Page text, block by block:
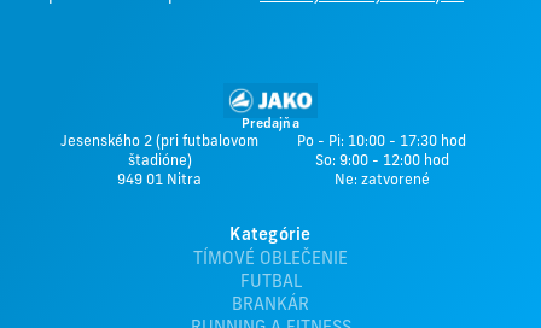
Predajňa
Jesenského 2 (pri futbalovom
štadióne)
949 01 Nitra
Po - Pi: 10:00 - 17:30 hod
So: 9:00 - 12:00 hod
Ne: zatvorené
Kategórie
TÍMOVÉ OBLEČENIE
FUTBAL
BRANKÁR